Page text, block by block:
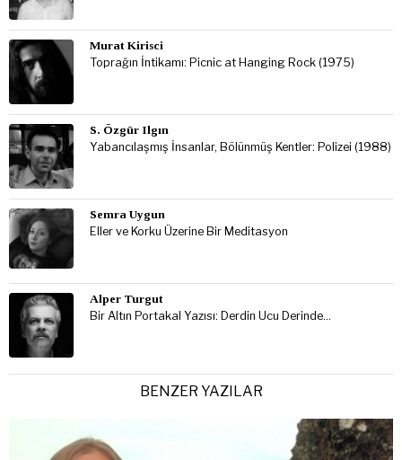
Murat Kirisci
Toprağın İntikamı: Picnic at Hanging Rock (1975)
S. Özgür Ilgın
Yabancılaşmış İnsanlar, Bölünmüş Kentler: Polizei (1988)
Semra Uygun
Eller ve Korku Üzerine Bir Meditasyon
Alper Turgut
Bir Altın Portakal Yazısı: Derdin Ucu Derinde…
BENZER YAZILAR